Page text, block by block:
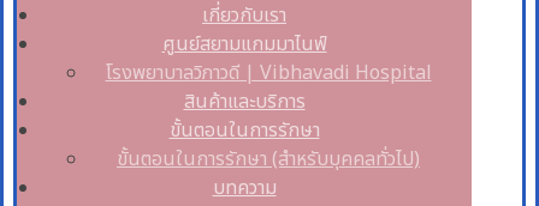
เกี่ยวกับเรา
ศูนย์สยามแกมมาไนฟ์
โรงพยาบาลวิภาวดี | Vibhavadi Hospital
สินค้าและบริการ
ขั้นตอนในการรักษา
ขั้นตอนในการรักษา (สำหรับบุคคลทั่วไป)
บทความ